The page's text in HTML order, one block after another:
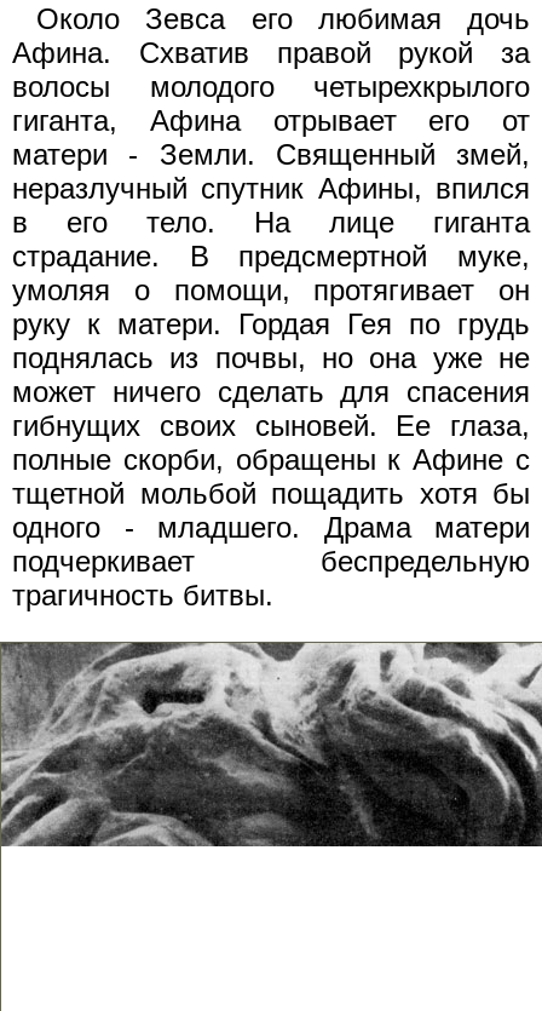
Около Зевса его любимая дочь
Афина. Схватив правой рукой за
волосы молодого четырехкрылого
гиганта, Афина отрывает его от
матери - Земли. Священный змей,
неразлучный спутник Афины, впился
в его тело. На лице гиганта
страдание. В предсмертной муке,
умоляя о помощи, протягивает он
руку к матери. Гордая Гея по грудь
поднялась из почвы, но она уже не
может ничего сделать для спасения
гибнущих своих сыновей. Ее глаза,
полные скорби, обращены к Афине с
тщетной мольбой пощадить хотя бы
одного - младшего. Драма матери
подчеркивает беспредельную
трагичность битвы.